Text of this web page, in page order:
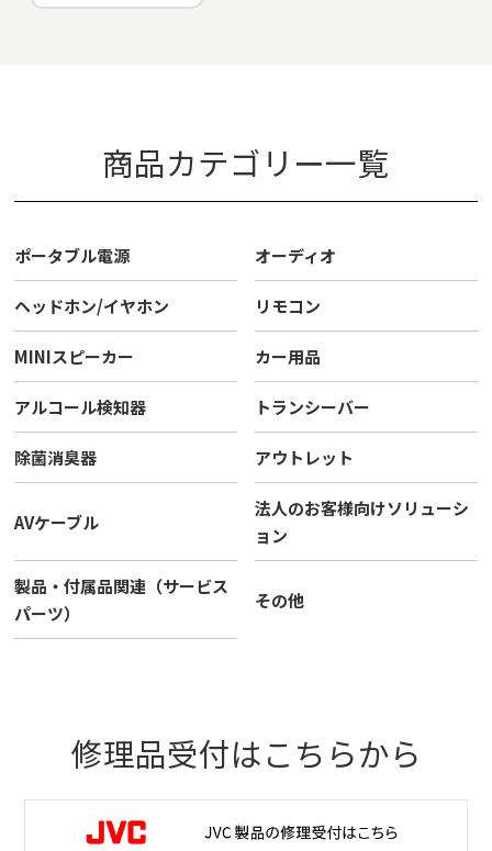
商品カテゴリー一覧
ポータブル電源 オーディオ
ヘッドホン/イヤホン リモコン
MINIスピーカー カー用品
アルコール検知器 トランシーバー
除菌消臭器 アウトレット
AVケーブル
法人のお客様向けソリューシ
ョン
製品・付属品関連（サービス
パーツ）
その他
修理品受付はこちらから